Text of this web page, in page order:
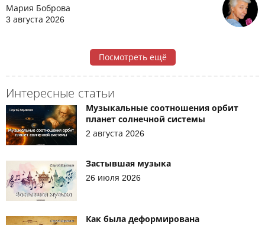
Мария Боброва
3 августа 2026
Посмотреть ещё
Интересные статьи
Музыкальные соотношения орбит
планет солнечной системы
2 августа 2026
Застывшая музыка
26 июля 2026
Как была деформирована